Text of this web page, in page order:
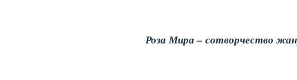
Роза Мира – сотворчество